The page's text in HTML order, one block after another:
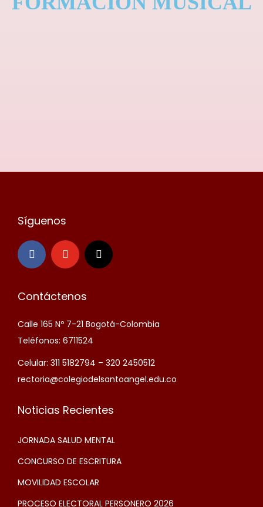
Síguenos
Contáctenos
Calle 165 Nº 7-21 Bogotá-Colombia
Teléfonos: 6711524
Celular: 311 5182794 – 320 2450512
rectoria@colegiodelsantoangel.edu.co
Noticias Recientes
JORNADA SALUD MENTAL
CONCURSO DE ESCRITURA
MOVILIDAD ESCOLAR
PROCESO ELECTORAL PERSONERO 2026